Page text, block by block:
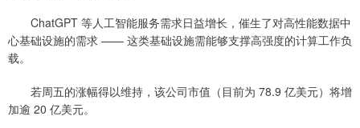
ChatGPT 等人工智能服务需求日益增长，催生了对高性能数据中
心基础设施的需求 —— 这类基础设施需能够支撑高强度的计算工作负
载。
若周五的涨幅得以维持，该公司市值（目前为 78.9 亿美元）将增
加逾 20 亿美元。